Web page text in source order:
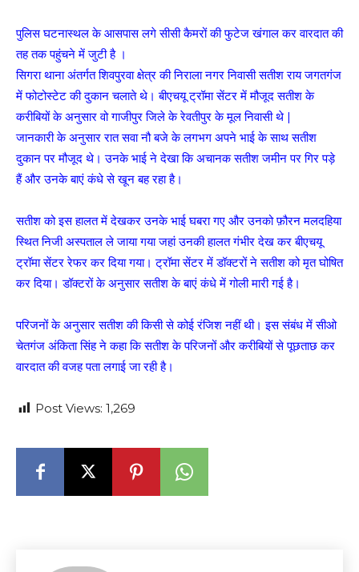
पुलिस घटनास्थल के आसपास लगे सीसी कैमरों की फुटेज खंगाल कर वारदात की
तह तक पहुंचने में जुटी है ।
सिगरा थाना अंतर्गत शिवपुरवा क्षेत्र की निराला नगर निवासी सतीश राय जगतगंज
में फोटोस्टेट की दुकान चलाते थे। बीएचयू ट्रॉमा सेंटर में मौजूद सतीश के
करीबियों के अनुसार वो गाजीपुर जिले के रेवतीपुर के मूल निवासी थे |
जानकारी के अनुसार रात सवा नौ बजे के लगभग अपने भाई के साथ सतीश
दुकान पर मौजूद थे। उनके भाई ने देखा कि अचानक सतीश जमीन पर गिर पड़े
हैं और उनके बाएं कंधे से खून बह रहा है।
सतीश को इस हालत में देखकर उनके भाई घबरा गए और उनको फ़ौरन मलदहिया
स्थित निजी अस्पताल ले जाया गया जहां उनकी हालत गंभीर देख कर बीएचयू
ट्रॉमा सेंटर रेफर कर दिया गया। ट्रॉमा सेंटर में डॉक्टरों ने सतीश को मृत घोषित
कर दिया। डॉक्टरों के अनुसार सतीश के बाएं कंधे में गोली मारी गई है।
परिजनों के अनुसार सतीश की किसी से कोई रंजिश नहीं थी। इस संबंध में सीओ
चेतगंज अंकिता सिंह ने कहा कि सतीश के परिजनों और करीबियों से पूछताछ कर
वारदात की वजह पता लगाई जा रही है।
Post Views: 1,269